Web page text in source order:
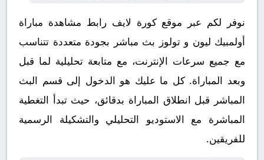
نوفر لكم عبر موقع كورة لايف رابط مشاهدة مباراة
أولمبيك ليون و تولوز بث مباشر بجودة متعددة تتناسب
مع جميع سرعات الإنترنت، مع متابعة تحليلية لما قبل
وبعد المباراة. كل ما عليك هو الدخول إلى قسم البث
المباشر قبل انطلاق المباراة بدقائق، حيث تبدأ التغطية
المباشرة مع الاستوديو التحليلي والتشكيلة الرسمية
للفريقين.